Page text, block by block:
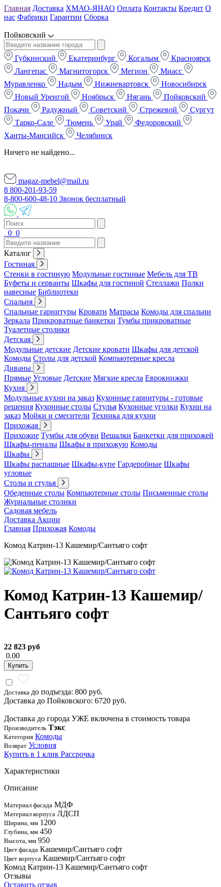
Главная Доставка ХМАО-ЯНАО Оплата Контакты Кредит О
нас Фабрики Гарантии Сборка
Пойковский
Губкинский Екатеринбург Когалым
Красноярск
Лангепас
Магнитогорск Мегион
Миасс
Муравленко
Надым Нижневартовск
Новосибирск
Новый Уренгой
Ноябрьск Нягань
Пойковский
Покачи
Радужный Советский Стрежевой
Сургут
Тарко-Сале
Тюмень Урай
Федоровский
Ханты-Мансийск
Челябинск
Ничего не найдено...
magaz-mebel@mail.ru
8 800-201-93-59
8-800-600-48-10 Звонок бесплатный
0 0
Каталог
Гостиная
Стенки в гостиную Модульные гостиные Мебель для ТВ
Буфеты и серванты Шкафы для гостиной Стеллажи Полки
навесные Библиотеки
Спальня
Спальные гарнитуры Кровати Матрасы Комоды для спальни
Зеркала Прикроватные банкетки Тумбы прикроватные
Туалетные столики
Детская
Модульные детские Детские кровати Шкафы для детской
Комоды Столы для детской Компьютерные кресла
Диваны
Прямые Угловые Детские Мягкие кресла Еврокнижки
Кухня
Модульные кухни на заказ Кухонные гарнитуры - готовые
решения Кухонные столы Стулья Кухонные уголки Кухни на
заказ Мойки и смесители Техника для кухни
Прихожая
Прихожие Тумбы для обуви Вешалки Банкетки для прихожей
Шкафы-пеналы Шкафы в прихожую Комоды
Шкафы
Шкафы распашные Шкафы-купе Гардеробные Шкафы
угловые
Столы и стулья
Обеденные столы Компьютерные столы Письменные столы
Журнальные столики
Садовая мебель
Доставка Акции
Главная Прихожая Комоды
Комод Катрин-13 Кашемир/Сантьяго софт
Комод Катрин-13 Кашемир/
Сантьяго софт
22 823 руб
0.00
Купить
Доставка до подъезда: 800 руб.
Доставка до Пойковского: 6720 руб.
Доставка до города УЖЕ включена в стоимость товара
Производитель Тэкс
Категория Комоды
Возврат Условия
Купить в 1 клик Рассрочка
Характеристики
Описание
Материал фасада МДФ
Материал корпуса ЛДСП
Ширина, мм 1200
Глубина, мм 450
Высота, мм 950
Цвет фасада Кашемир/Сантьяго софт
Цвет корпуса Кашемир/Сантьяго софт
Комод Катрин-13 Кашемир/Сантьяго софт
Отзывы
Оставить отзыв